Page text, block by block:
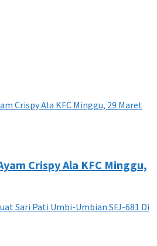
Crispy Ala KFC Minggu,